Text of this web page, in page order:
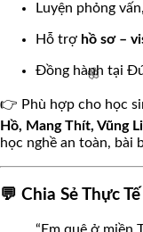
Luyện phỏng
Hỗ trợ hồ sơ –
Đồng hành tại
👉 Phù hợp cho học
Hồ, Mang Thít, Vũng
học nghề an toàn, bài
💬 Chia Sẻ Thực